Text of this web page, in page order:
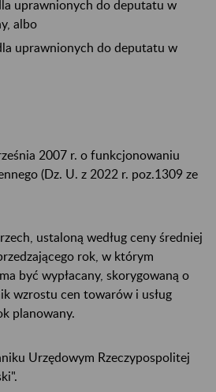
uprawnionych do deputatu w
albo
uprawnionych do deputatu w
2007 r. o funkcjonowaniu
(Dz. U. z 2022 r. poz.1309 ze
ustaloną według ceny średniej
rok, w którym
być wypłacany, skorygowaną o
wzrostu cen towarów i usług
planowany.
Urzędowym Rzeczypospolitej